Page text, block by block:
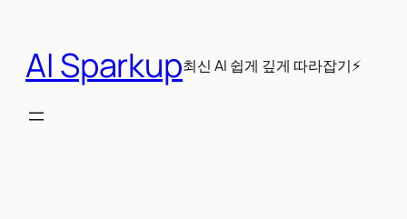
AI Sparkup최신 AI 쉽게 깊게 따라잡기⚡